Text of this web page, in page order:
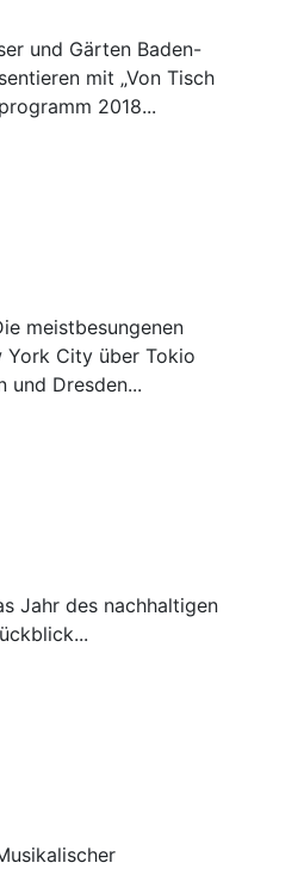
und Gärten Baden-
mit „Von Tisch
2018...
meistbesungenen
York City über Tokio
und Dresden...
Jahr des nachhaltigen